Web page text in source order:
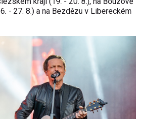
- 27. 8.) a na Bezdězu v Libereckém